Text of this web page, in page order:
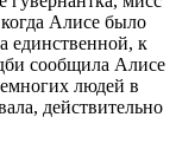
Алисе было
единственной, к
сообщила Алисе
людей в
действительно